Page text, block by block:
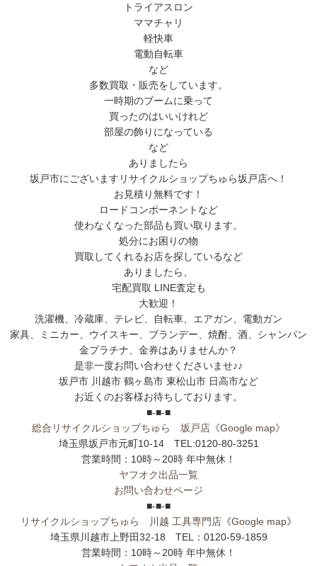
トライアスロン
ママチャリ
軽快車
電動自転車
など
多数買取・販売をしています。
一時期のブームに乗って
買ったのはいいけれど
部屋の飾りになっている
など
ありましたら
坂戸市にございますリサイクルショップちゅら坂戸店へ！
お見積り無料です！
ロードコンポーネントなど
使わなくなった部品も買い取ります。
処分にお困りの物
買取してくれるお店を探しているなど
ありましたら、
宅配買取 LINE査定も
大歓迎！
洗濯機、冷蔵庫、テレビ、自転車、エアガン、電動ガン
家具、ミニカー、ウイスキー、ブランデー、焼酎、酒、シャンパン
金プラチナ、金券はありませんか？
是非一度お問い合わせくださいませ♪♪
坂戸市 川越市 鶴ヶ島市 東松山市 日高市など
お近くのお客様お待ちしております。
■-■-■
総合リサイクルショップちゅら 坂戸店 《Google map》
埼玉県坂戸市元町10-14 TEL:0120-80-3251
営業時間：10時～20時 年中無休！
ヤフオク出品一覧
お問い合わせページ
■-■-■
リサイクルショップちゅら 川越 工具専門店 《Google map》
埼玉県川越市上野田32-18 TEL：0120-59-1859
営業時間：10時～20時 年中無休！